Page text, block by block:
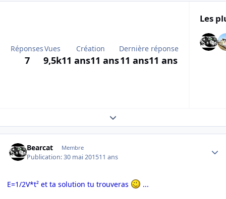
Réponses
7
Vues
9,5k
Création
11 ans11 ans
Dernière réponse
11 ans11 ans
Les
Expand topic overview
Bearcat Membre
Publication:30 mai 201511 ans
E=1/2V*t² et ta solution tu trouveras ...